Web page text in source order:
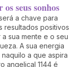
seus sonhos
a chave para
resultados positivos
sua mente e o seu
A sua energia
a que aspira
angelical 1144 é